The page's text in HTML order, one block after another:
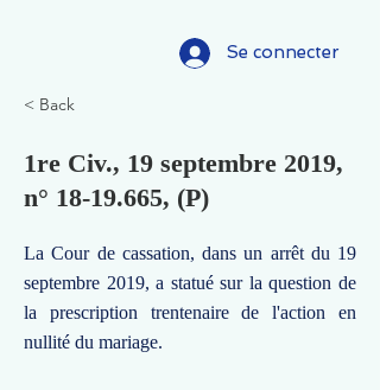
Se connecter
< Back
1re Civ., 19 septembre 2019,
n° 18-19.665, (P)
La Cour de cassation, dans un arrêt du 19
septembre 2019, a statué sur la question de
la prescription trentenaire de l'action en
nullité du mariage.